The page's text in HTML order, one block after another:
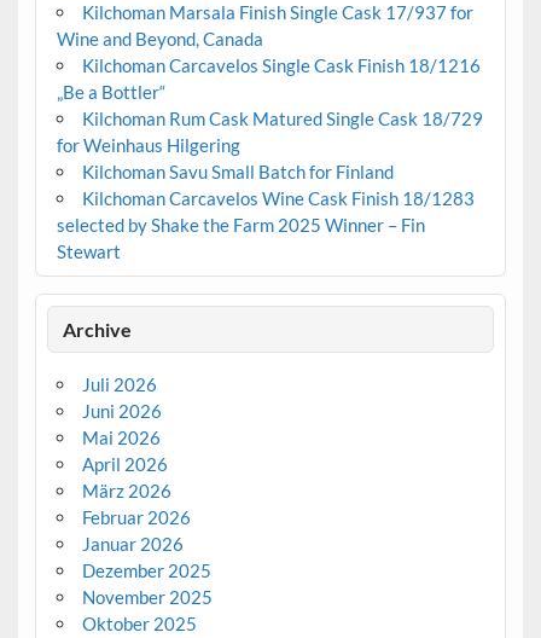
Kilchoman Marsala Finish Single Cask 17/937 for
Wine and Beyond, Canada
Kilchoman Carcavelos Single Cask Finish 18/1216
„Be a Bottler“
Kilchoman Rum Cask Matured Single Cask 18/729
for Weinhaus Hilgering
Kilchoman Savu Small Batch for Finland
Kilchoman Carcavelos Wine Cask Finish 18/1283
selected by Shake the Farm 2025 Winner – Fin
Stewart
Archive
Juli 2026
Juni 2026
Mai 2026
April 2026
März 2026
Februar 2026
Januar 2026
Dezember 2025
November 2025
Oktober 2025